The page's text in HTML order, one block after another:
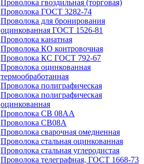
Проволока гвоздильная (торговая)
Проволока ГОСТ 3282-74
Проволока для бронирования
оцинкованная ГОСТ 1526-81
Проволока канатная
Проволока КО контровочная
Проволока КС ГОСТ 792-67
Проволока оцинкованная
термообработанная
Проволока полиграфическая
Проволока полиграфическая
оцинкованная
Проволока СВ 08АА
Проволока СВ08А
Проволока сварочная омедненная
Проволока стальная оцинкованная
Проволока стальная углеродистая
Проволока телеграфная, ГОСТ 1668-73